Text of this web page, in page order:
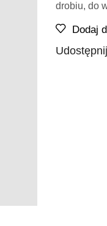
drobiu, do
Dodaj